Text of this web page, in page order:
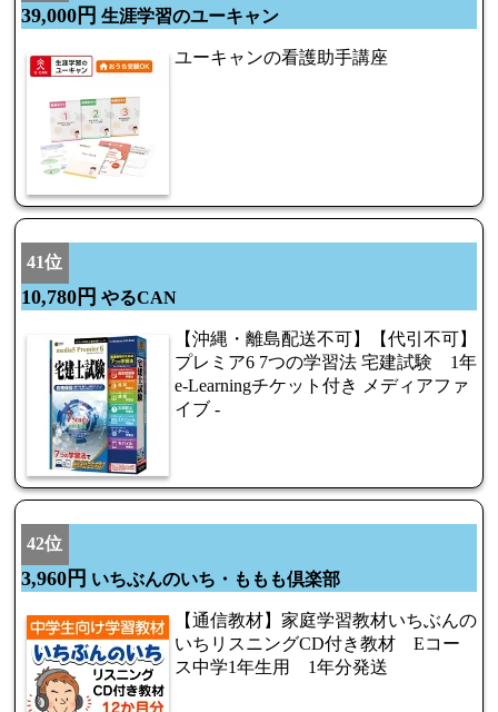
39,000円 生涯学習のユーキャン
ユーキャンの看護助手講座
41位
10,780円 やるCAN
【沖縄・離島配送不可】【代引不可】
プレミア6 7つの学習法 宅建試験 1年
e-Learningチケット付き メディアファ
イブ -
42位
3,960円 いちぶんのいち・ももも倶楽部
【通信教材】家庭学習教材いちぶんの
いちリスニングCD付き教材 Eコー
ス中学1年生用 1年分発送